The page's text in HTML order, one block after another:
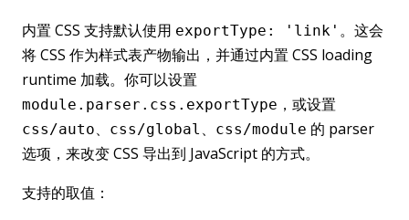
内置 CSS 支持默认使用 exportType: 'link' 。这会
将 CSS 作为样式表产物输出，并通过内置 CSS loading
runtime 加载。你可以设置
module.parser.css.exportType ，或设置
css/auto、 css/global 、 css/module 的 parser
选项，来改变 CSS 导出到 JavaScript 的方式。
支持的取值：